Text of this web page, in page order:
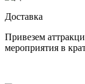
Доставка
Привезем
мероприятия в